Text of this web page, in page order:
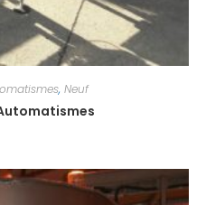
, Neuf